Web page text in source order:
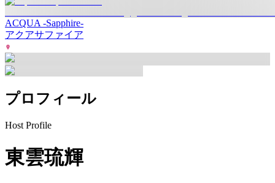
ACQUA -Sapphire-
アクアサファイア
プロフィール
Host Profile
東雲琉輝